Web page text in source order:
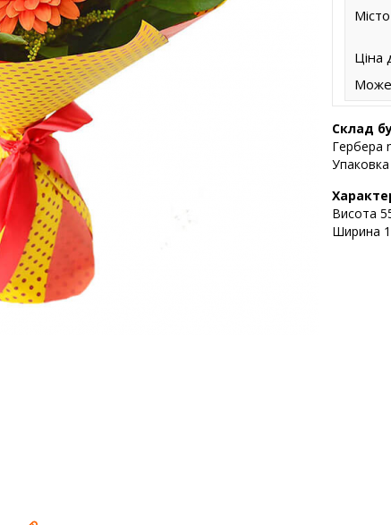
Ціна
Склад
Гербера
Упаковка
Висота
Ширина